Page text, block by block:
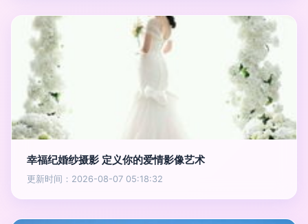
幸福纪婚纱摄影 定义你的爱情影像艺术
更新时间：2026-08-07 05:18:32